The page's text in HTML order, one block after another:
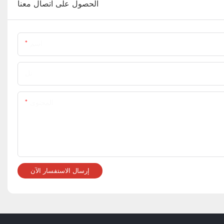
الحصول على اتصال معنا
إرسال الاستفسار الآن